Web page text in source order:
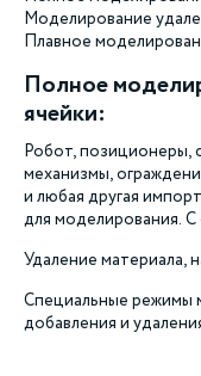
Моделирование
Плавное
Полное
ячейки:
Робот, позиционеры,
механизмы,
и любая другая
для моделирования. С
Удаление материала,
Специальные режимы
добавления и